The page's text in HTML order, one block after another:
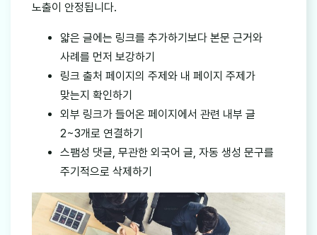
노출이 안정됩니다.
얇은 글에는 링크를 추가하기보다 본문 근거와
사례를 먼저 보강하기
링크 출처 페이지의 주제와 내 페이지 주제가
맞는지 확인하기
외부 링크가 들어온 페이지에서 관련 내부 글
2~3개로 연결하기
스팸성 댓글, 무관한 외국어 글, 자동 생성 문구를
주기적으로 삭제하기